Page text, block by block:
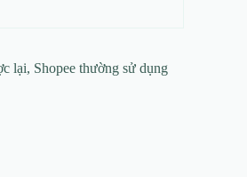
lại, Shopee thường sử dụng